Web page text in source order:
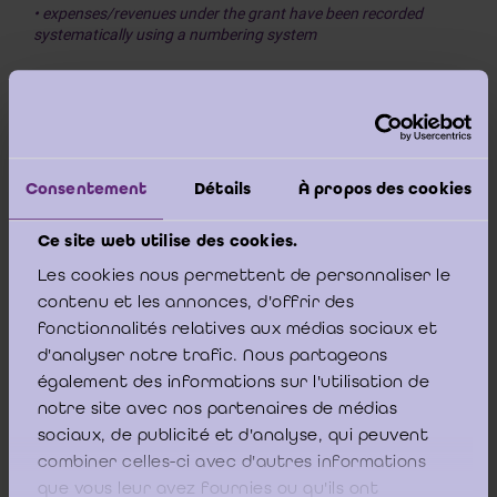
Consentement Détails À propos des cookies
Ce site web utilise des cookies.
Les cookies nous permettent de personnaliser le
contenu et les annonces, d'offrir des
fonctionnalités relatives aux médias sociaux et
d'analyser notre trafic. Nous partageons
également des informations sur l'utilisation de
notre site avec nos partenaires de médias
sociaux, de publicité et d'analyse, qui peuvent
combiner celles-ci avec d'autres informations
que vous leur avez fournies ou qu'ils ont
• expenses/revenues under the grant have been recorded
systematically using a numbering system
other time-recording system)
• the usual practices are compatible with the requirements
Als antwoord op de vraag dient het ICCI eerst aan
te geven dat hij in geen geval in de plaats van de
Raad van het IBR kan oordelen hoe de
bedrijfsrevisoren het modelin casuprecies dienen
aan te passen om de assurance-elementen in dit